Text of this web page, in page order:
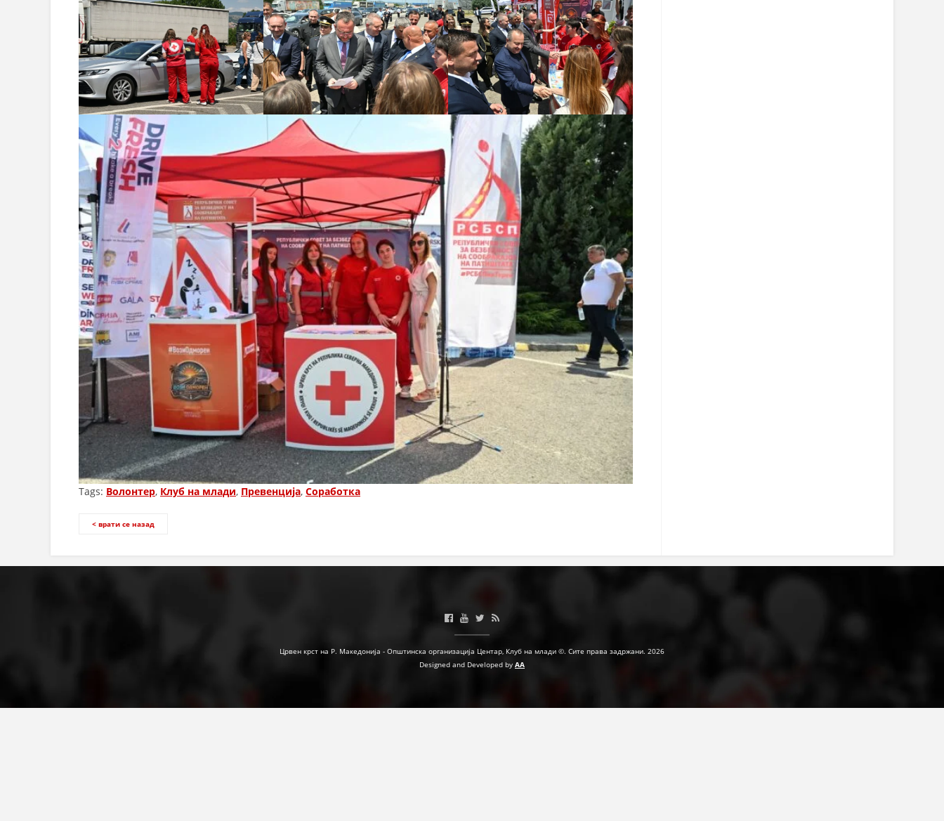
ФОРМУЛАРИ ЗА БАРАЊА
ЗДРАВСТВЕНО ПРЕВЕНТИВНА ДЕЈНОСТ
ПРВА ПОМОШ
КРВОДАРИТЕЛСТВО
ИНФОРМАЦИИ ЗА БОЛЕСТИ
УСЛУГИ
ЗА НАС
ДЕЈСТВУВАЊЕ
ПРИРАЧНИЦИ
СТРАТЕГИИ
ЕДУКАТИВНО ИНФОРМАТИВНИ МАТЕРИЈАЛИ
БРОШУРИ
ПОСТЕРИ
ПРЕЗЕНТАЦИИ
Tags: Волонтер, Клуб на млади, Превенција, Соработка
< врати се назад
Црвен крст на Р. Македонија - Општинска организација Центар, Клуб на млади ©. Сите права задржани. 2026
Designed and Developed by AA